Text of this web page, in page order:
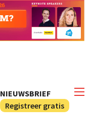
NIEUWSBRIEF
Registreer gratis